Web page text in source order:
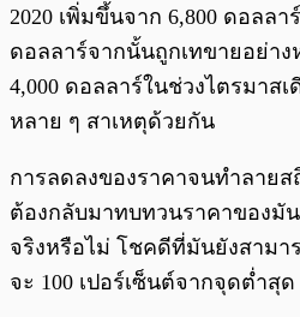
2020 เพิ่มขึ้นจาก 6,800 ดอลลา
ดอลลาร์จากนั้นถูกเทขายอย่า
4,000 ดอลลาร์ในช่วงไตรมาส
หลาย ๆ สาเหตุด้วยกัน
การลดลงของราคาจนทำลายส
ต้องกลับมาทบทวนราคาของมั
จริงหรือไม่ โชคดีที่มันยังสาม
จะ 100 เปอร์เซ็นต์จากจุดต่ำสุด